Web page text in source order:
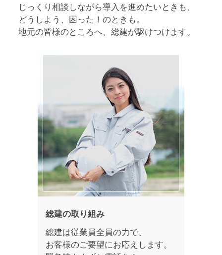
じっくり相談しながら導入を進めたいときも、
どうしよう、困った！のときも。
地元の皆様のところへ、総建が駆けつけます。
総建の取り組み
総建は従業員全員の力で、
お客様のご要望にお応えします。